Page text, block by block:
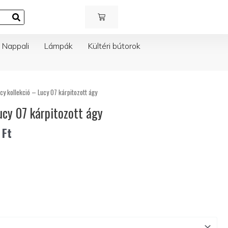
KOSÁR
Nappali Lámpák
Kültéri bútorok
kollekció – Lucy 07 kárpitozott ágy
07 kárpitozott ágy
Ft